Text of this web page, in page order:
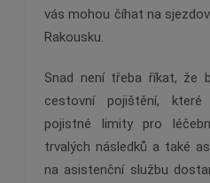
vás mohou číhat na
Rakousku.
Snad není třeba říkat, že
cestovní pojištění,
pojistné limity pro
trvalých následků a také
na asistenční službu